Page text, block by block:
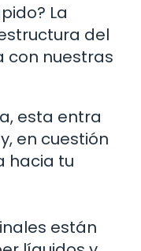
La
del
con nuestras
esta entra
en cuestión
hacia tu
están